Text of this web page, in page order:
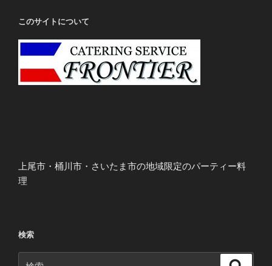
このサイトについて
上尾市・桶川市・さいたま市の地域限定のパーティー料
理
検索